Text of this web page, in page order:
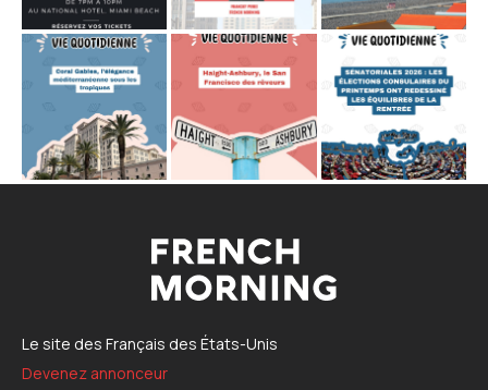
Le site des Français des États-Unis
Devenez annonceur